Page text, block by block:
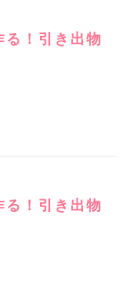
る！引き出物
る！引き出物